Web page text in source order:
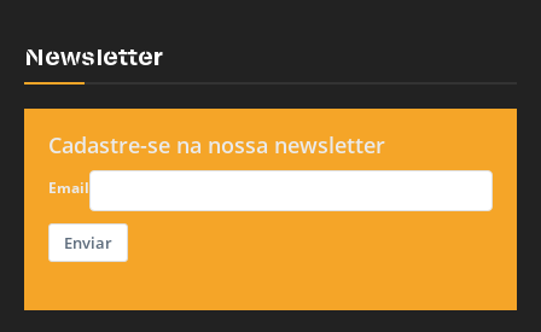
Newsletter
Cadastre-se na nossa newsletter
Email
Enviar